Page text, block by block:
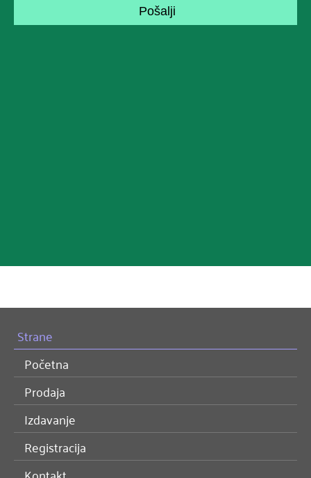
Strane
Početna
Prodaja
Izdavanje
Registracija